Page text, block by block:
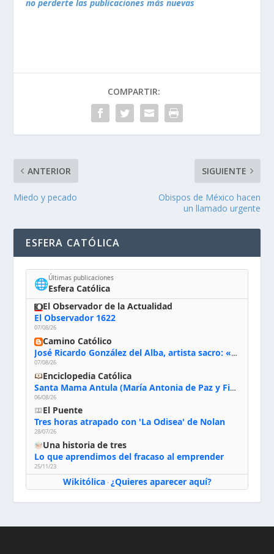
no perderte las publicaciones más nuevas
COMPARTIR:
ANTERIOR
Miedo y pecado
SIGUIENTE
Obispos de México hacen
un llamado urgente
ESFERA CATÓLICA
🌐Últimas publicaciones
Esfera Católica
El Observador de la Actualidad
El Observador 1622
07/08/26
Camino Católico
José Ricardo González del Alba, artista sacro: «Yo oro, hablo con Dios, le pido al Espíritu Santo su inspiración y siempre pinto rezando el rosario para que sea Él quien actúe a través de mis manos»
07/08/26
Enciclopedia Católica
Santa Mama Antula (María Antonia de Paz y Figueroa)
06/08/26
El Puente
Tres horas atrapado con 'La Odisea' de Nolan
28/07/26
Una historia de tres
Lo que aprendimos del fracaso al emprender
25/11/23
Wikitólica· ¿Quieres aparecer aquí?